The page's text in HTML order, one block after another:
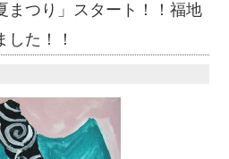
まつり」スタート！！福地
た！！